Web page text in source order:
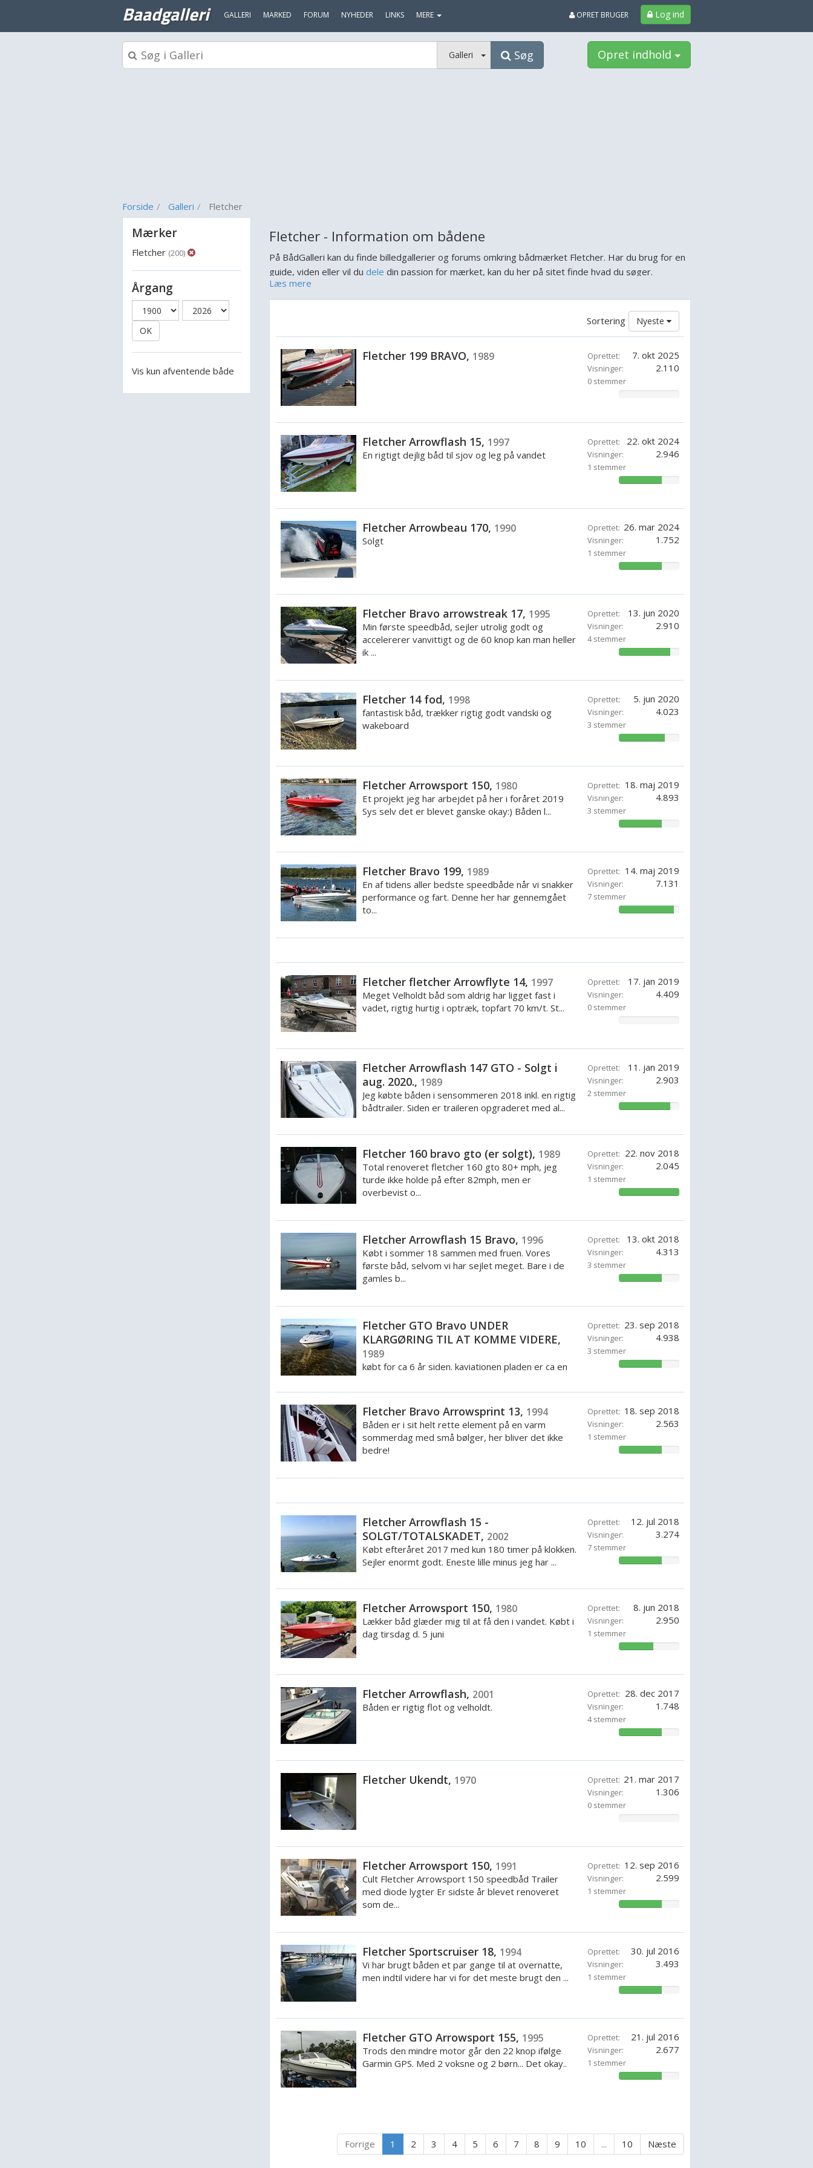
Baadgalleri GALLERI MARKED FORUM NYHEDER LINKS MERE Log ind
OPRET BRUGER
Galleri Søg Opret indhold
Forside Galleri Fletcher
Mærker
Fletcher (200)
Årgang
OK
Vis kun afventende både
Fletcher - Information om bådene
På BådGalleri kan du finde billedgallerier og forums omkring bådmærket Fletcher. Har du brug for en
guide, viden eller vil du dele din passion for mærket, kan du her på sitet finde hvad du søger.
Historien om Fletcher
Fletcher bådene var mest populære i 80’erne og 90’erne i Danmark. Dog er det en model som har
holdt ved på trods af modgang og stadig er et meget kendt speed- og motorbådsmærke. I dag kan
både som et Fletcher mærke.
De fordele der er ved at vælge denne type båd, er at den er lavet efter europæiske forhold, hvor
den derfor passer til de danske vejrforhold og farvande. Båden kan være til både den erfarne sejler
De forskellige modeller
Der findes mange forskellige modeller af Fletcher. Her kan du se en oversigt over de forskellige
modeller indenfor den klassiske genre:
15GTO Arrowflash
17GTO Arrowstreak
17GTS Arrowstreak
19GTS Arrowhawk
19GTO Arrowhawk
19GTS Sportscruiser
Dell Quay Dory Fish
Dell Quay Dory Sportsman
Derudover findes der også en wakesport model, som er mindre kendt og er derfor ikke lige så
varieret som den klassiske. Det der genkender båden, er det unikke skrog design og den dybe V-
bund.
yde en god performance og samtidig være besparende i elektricitet og benzin. Med disse
egenskaber har Fletcher fået et rygte af at være kvalitetssikre og være på forkant med teknologien,
især mht. deresspeedbådeog cruisers.
båd, så vil Fletcher passe til dine ønsker og behov.
Læs mere
Nyeste
Sortering
Fletcher 199 BRAVO, 1989 Oprettet: 7. okt 2025
Visninger: 2.110
0 stemmer
Fletcher Arrowflash 15, 1997
En rigtigt dejlig båd til sjov og leg på vandet
Oprettet: 22. okt 2024
Visninger: 2.946
1 stemmer
71.42857142857143%
Fletcher Arrowbeau 170, 1990
Solgt
Oprettet: 26. mar 2024
Visninger: 1.752
1 stemmer
71.42857142857143%
Fletcher Bravo arrowstreak 17, 1995
Min første speedbåd, sejler utrolig godt og
accelererer vanvittigt og de 60 knop kan man heller
ik ...
Oprettet: 13. jun 2020
Visninger: 2.910
4 stemmer
85.71428571428571%
Fletcher 14 fod, 1998
fantastisk båd, trækker rigtig godt vandski og
wakeboard
Oprettet: 5. jun 2020
Visninger: 4.023
3 stemmer
76.19047842857142%
Fletcher Arrowsport 150, 1980
Et projekt jeg har arbejdet på her i foråret 2019
Sys selv det er blevet ganske okay:) Båden l...
Oprettet: 18. maj 2019
Visninger: 4.893
3 stemmer
71.42857142857143%
Fletcher Bravo 199, 1989
En af tidens aller bedste speedbåde når vi snakker
performance og fart. Denne her har gennemgået
to...
Oprettet: 14. maj 2019
Visninger: 7.131
7 stemmer
91.83672857142857%
Fletcher fletcher Arrowflyte 14, 1997
Meget Velholdt båd som aldrig har ligget fast i
vadet, rigtig hurtig i optræk, topfart 70 km/t. St...
Oprettet: 17. jan 2019
Visninger: 4.409
0 stemmer
Fletcher Arrowflash 147 GTO - Solgt i
aug. 2020., 1989
Jeg købte båden i sensommeren 2018 inkl. en rigtig
bådtrailer. Siden er traileren opgraderet med al...
Oprettet: 11. jan 2019
Visninger: 2.903
2 stemmer
85.71428571428571%
Fletcher 160 bravo gto (er solgt), 1989
Total renoveret fletcher 160 gto 80+ mph, jeg
turde ikke holde på efter 82mph, men er
overbevist o...
Oprettet: 22. nov 2018
Visninger: 2.045
1 stemmer
100%
Fletcher Arrowflash 15 Bravo, 1996
Købt i sommer 18 sammen med fruen. Vores
første båd, selvom vi har sejlet meget. Bare i de
gamles b...
Oprettet: 13. okt 2018
Visninger: 4.313
3 stemmer
71.42857142857143%
Fletcher GTO Bravo UNDER
KLARGØRING TIL AT KOMME VIDERE,
1989
købt for ca 6 år siden. kaviationen pladen er ca en
Oprettet: 23. sep 2018
Visninger: 4.938
3 stemmer
71.42857142857143%
Fletcher Bravo Arrowsprint 13, 1994
Båden er i sit helt rette element på en varm
sommerdag med små bølger, her bliver det ikke
bedre!
Oprettet: 18. sep 2018
Visninger: 2.563
1 stemmer
71.42857142857143%
Fletcher Arrowflash 15 -
SOLGT/TOTALSKADET, 2002
Købt efteråret 2017 med kun 180 timer på klokken.
Sejler enormt godt. Eneste lille minus jeg har ...
Oprettet: 12. jul 2018
Visninger: 3.274
7 stemmer
71.42857142857143%
Fletcher Arrowsport 150, 1980
Lækker båd glæder mig til at få den i vandet. Købt i
dag tirsdag d. 5 juni
Oprettet: 8. jun 2018
Visninger: 2.950
1 stemmer
57.14285714285714%
Fletcher Arrowflash, 2001
Båden er rigtig flot og velholdt.
Oprettet: 28. dec 2017
Visninger: 1.748
4 stemmer
71.42857142857143%
Fletcher Ukendt, 1970 Oprettet: 21. mar 2017
Visninger: 1.306
0 stemmer
Fletcher Arrowsport 150, 1991
Cult Fletcher Arrowsport 150 speedbåd Trailer
med diode lygter Er sidste år blevet renoveret
som de...
Oprettet: 12. sep 2016
Visninger: 2.599
1 stemmer
71.42857142857143%
Fletcher Sportscruiser 18, 1994
Vi har brugt båden et par gange til at overnatte,
men indtil videre har vi for det meste brugt den ...
Oprettet: 30. jul 2016
Visninger: 3.493
1 stemmer
71.42857142857143%
Fletcher GTO Arrowsport 155, 1995
Trods den mindre motor går den 22 knop ifølge
Garmin GPS. Med 2 voksne og 2 børn... Det okay..
Oprettet: 21. jul 2016
Visninger: 2.677
1 stemmer
71.42857142857143%
Forrige 1 2 3 4 5 6 7 8 9 10 ... 10 Næste